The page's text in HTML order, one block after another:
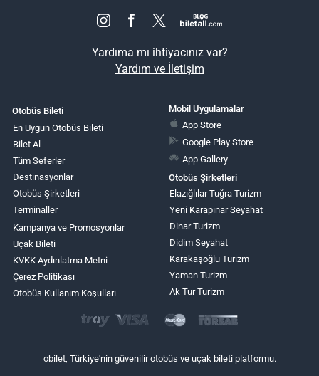
Yardıma mı ihtiyacınız var?
Yardım ve İletişim
Otobüs Bileti
En Uygun Otobüs Bileti
Bilet Al
Tüm Seferler
Destinasyonlar
Otobüs Şirketleri
Terminaller
Kampanya ve Promosyonlar
Uçak Bileti
KVKK Aydınlatma Metni
Çerez Politikası
Otobüs Kullanım Koşulları
Mobil Uygulamalar
App Store
Google Play Store
App Gallery
Otobüs Şirketleri
Elazığlılar Tuğra Turizm
Yeni Karapınar Seyahat
Dinar Turizm
Didim Seyahat
Karakaşoğlu Turizm
Yaman Turizm
Ak Tur Turizm
obilet, Türkiye'nin güvenilir otobüs ve uçak bileti platformu.